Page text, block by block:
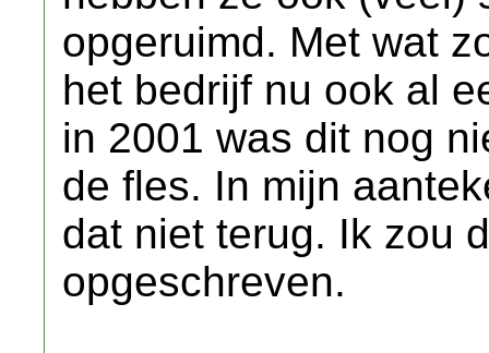
opgeruimd. Met wat
het bedrijf nu ook al
in 2001 was dit nog
de fles. In mijn
dat niet terug. Ik zou
opgeschreven.